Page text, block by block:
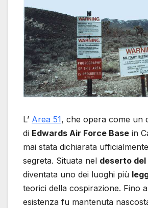
L’ Area 51, che opera come un
di Edwards Air Force Base in
mai stata dichiarata
segreta. Situata nel deserto del
diventata uno dei luoghi più
teorici della cospirazione. Fino
esistenza fu mantenuta